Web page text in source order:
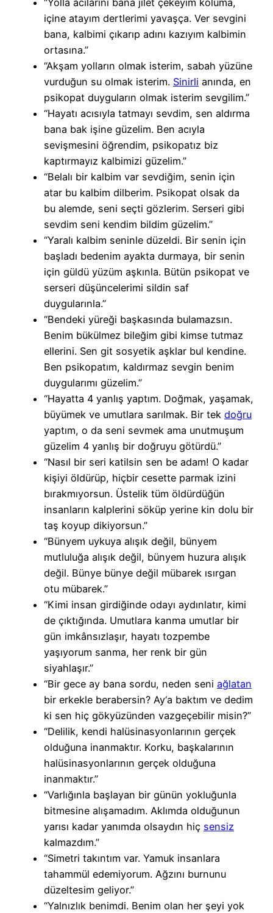
“Yolla acılarını bana jilet çekeyim koluma,
içine atayım dertlerimi yavaşça. Ver sevgini
bana, kalbimi çıkarıp adını kazıyım kalbimin
ortasına.”
“Akşam yolların olmak isterim, sabah yüzüne
vurduğun su olmak isterim. Sinirli anında, en
psikopat duyguların olmak isterim sevgilim.”
“Hayatı acısıyla tatmayı sevdim, sen aldırma
bana bak işine güzelim. Ben acıyla
sevişmesini öğrendim, psikopatız biz
kaptırmayız kalbimizi güzelim.”
“Belalı bir kalbim var sevdiğim, senin için
atar bu kalbim dilberim. Psikopat olsak da
bu alemde, seni seçti gözlerim. Serseri gibi
sevdim seni kendim bildim güzelim.”
“Yaralı kalbim seninle düzeldi. Bir senin için
başladı bedenim ayakta durmaya, bir senin
için güldü yüzüm aşkınla. Bütün psikopat ve
serseri düşüncelerimi sildin saf
duygularınla.”
“Bendeki yüreği başkasında bulamazsın.
Benim bükülmez bileğim gibi kimse tutmaz
ellerini. Sen git sosyetik aşklar bul kendine.
Ben psikopatım, kaldırmaz sevgin benim
duygularımı güzelim.”
“Hayatta 4 yanlış yaptım. Doğmak, yaşamak,
büyümek ve umutlara sarılmak. Bir tek doğru
yaptım, o da seni sevmek ama unutmuşum
güzelim 4 yanlış bir doğruyu götürdü.”
“Nasıl bir seri katilsin sen be adam! O kadar
kişiyi öldürüp, hiçbir cesette parmak izini
bırakmıyorsun. Üstelik tüm öldürdüğün
insanların kalplerini söküp yerine kin dolu bir
taş koyup dikiyorsun.”
“Bünyem uykuya alışık değil, bünyem
mutluluğa alışık değil, bünyem huzura alışık
değil. Bünye bünye değil mübarek ısırgan
otu mübarek.”
“Kimi insan girdiğinde odayı aydınlatır, kimi
de çıktığında. Umutlara kanma umutlar bir
gün imkânsızlaşır, hayatı tozpembe
yaşıyorum sanma, her renk bir gün
siyahlaşır.”
“Bir gece ay bana sordu, neden seni ağlatan
bir erkekle berabersin? Ay‘a baktım ve dedim
ki sen hiç gökyüzünden vazgeçebilir misin?”
“Delilik, kendi halüsinasyonlarının gerçek
olduğuna inanmaktır. Korku, başkalarının
halüsinasyonlarının gerçek olduğuna
inanmaktır.”
“Varlığınla başlayan bir günün yokluğunla
bitmesine alışamadım. Aklımda olduğunun
yarısı kadar yanımda olsaydın hiç sensiz
kalmazdım.”
“Simetri takıntım var. Yamuk insanlara
tahammül edemiyorum. Ağzını burnunu
düzeltesim geliyor.”
“Yalnızlık benimdi. Benim olan her şeyi yok